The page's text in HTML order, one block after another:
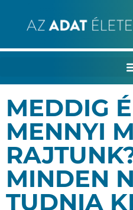
MEDDIG
MENNYI
MINDEN
TUDNIA